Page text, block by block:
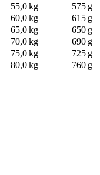
55,0 kg
575 g
60,0 kg
615 g
65,0 kg
650 g
70,0 kg
690 g
75,0 kg
725 g
80,0 kg
760 g